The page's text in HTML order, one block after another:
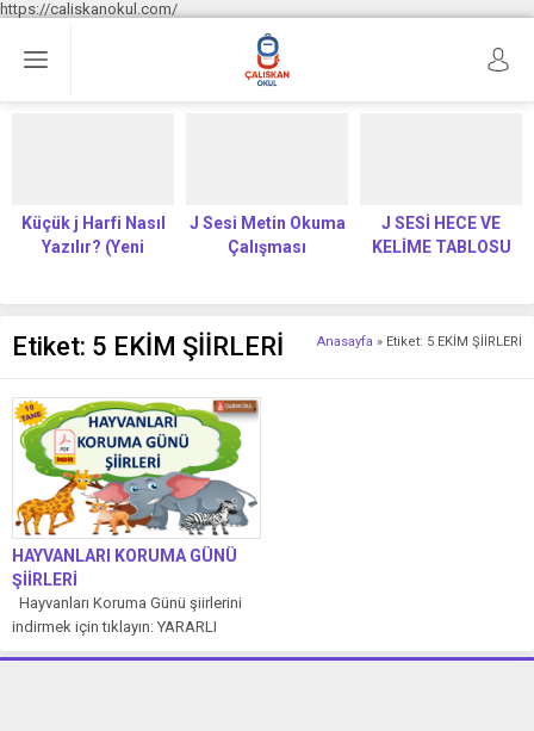
https://caliskanokul.com/
Küçük j Harfi Nasıl
Yazılır? (Yeni
J Sesi Metin Okuma
Çalışması
J SESİ HECE VE
KELİME TABLOSU
Anasayfa » Etiket: 5 EKİM ŞİİRLERİ
Etiket: 5 EKİM ŞİİRLERİ
HAYVANLARI KORUMA GÜNÜ
ŞİİRLERİ
Hayvanları Koruma Günü şiirlerini
indirmek için tıklayın: YARARLI
HAYVANLAR Çevremizde